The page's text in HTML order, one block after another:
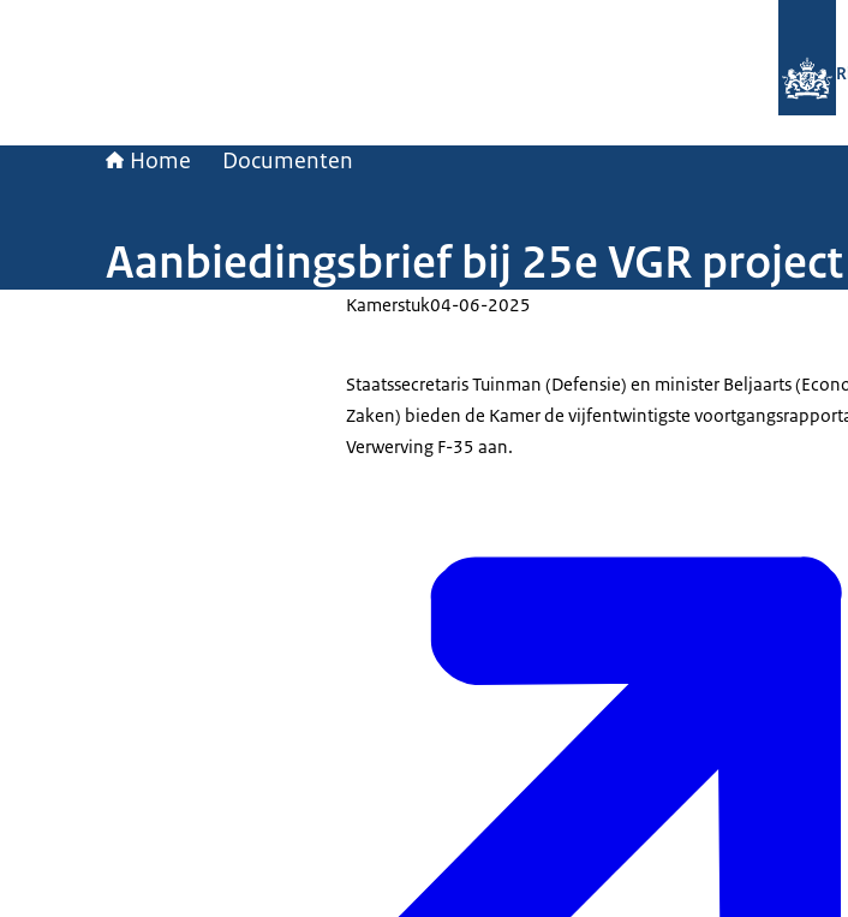
Home Documenten
Aanbiedingsbrief bij 25e VGR
Kamerstuk04-06-2025
Staatssecretaris Tuinman (Defensie) en minister Beljaarts
Zaken) bieden de Kamer de vijfentwintigste
Verwerving F-35 aan.